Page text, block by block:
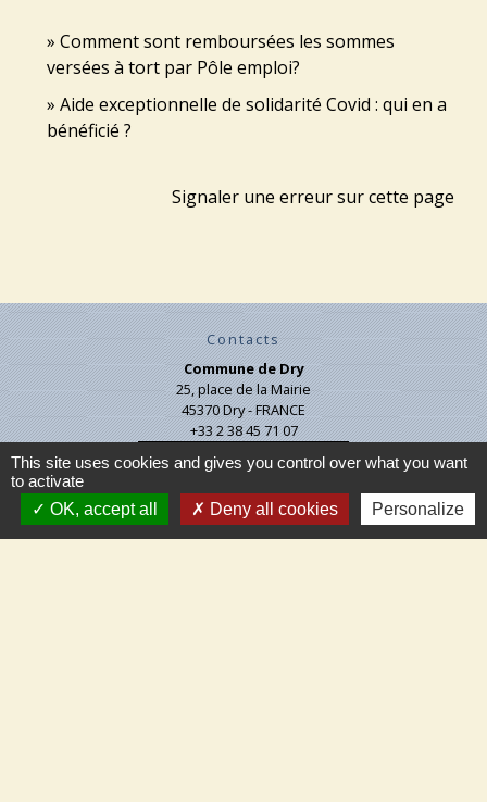
Comment sont remboursées les sommes
versées à tort par Pôle emploi?
Aide exceptionnelle de solidarité Covid : qui en a
bénéficié ?
Signaler une erreur sur cette page
Contacts
Commune de Dry
25, place de la Mairie
45370 Dry - FRANCE
+33 2 38 45 71 07
Contact par formulaire
This site uses cookies and gives you control over what you want
to activate
OK, accept all
Deny all cookies Personalize